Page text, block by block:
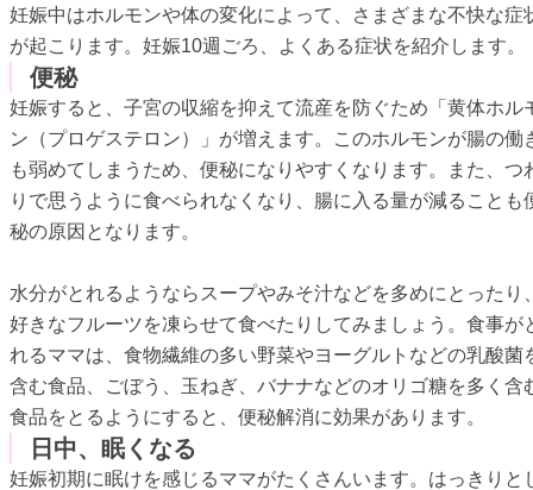
妊娠中はホルモンや体の変化によって、さまざまな不快な症
が起こります。妊娠10週ごろ、よくある症状を紹介します。
便秘
妊娠すると、子宮の収縮を抑えて流産を防ぐため「黄体ホル
ン（プロゲステロン）」が増えます。このホルモンが腸の働
も弱めてしまうため、便秘になりやすくなります。また、つ
りで思うように食べられなくなり、腸に入る量が減ることも
秘の原因となります。
水分がとれるようならスープやみそ汁などを多めにとったり
好きなフルーツを凍らせて食べたりしてみましょう。食事が
れるママは、食物繊維の多い野菜やヨーグルトなどの乳酸菌
含む食品、ごぼう、玉ねぎ、バナナなどのオリゴ糖を多く含
食品をとるようにすると、便秘解消に効果があります。
日中、眠くなる
妊娠初期に眠けを感じるママがたくさんいます。はっきりと